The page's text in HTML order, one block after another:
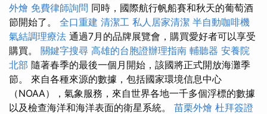
外燴 免費律師詢問 同時，國際航行帆船賽和秋天的葡萄酒
節開始了。 全口重建 清潔工 私人居家清潔 半自動咖啡機
氣結調理療法 通過7月的品牌展覽會，購買愛好者可以享受
購買。 關鍵字搜尋 高雄的台胞證辦理指南 輔聽器 安養院
北部 隨著春季的最後一個月開始，該國將正式開放海灘季
節。 來自各種來源的數據，包括國家環境信息中心
（NOAA），氣象服務，來自世界各地一千多個浮標的數據
以及檢查海洋和海洋表面的衛星系統。 苗栗外燴 杜拜簽證